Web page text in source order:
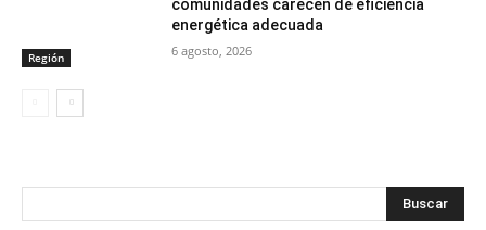
Región
comunidades carecen de eficiencia
energética adecuada
6 agosto, 2026
Buscar